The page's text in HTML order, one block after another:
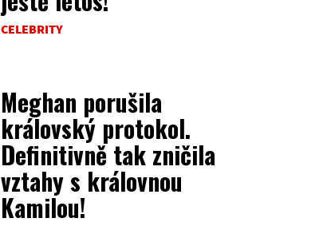
CELEBRITY
Meghan porušila
královský protokol.
Definitivně tak zničila
vztahy s královnou
Kamilou!